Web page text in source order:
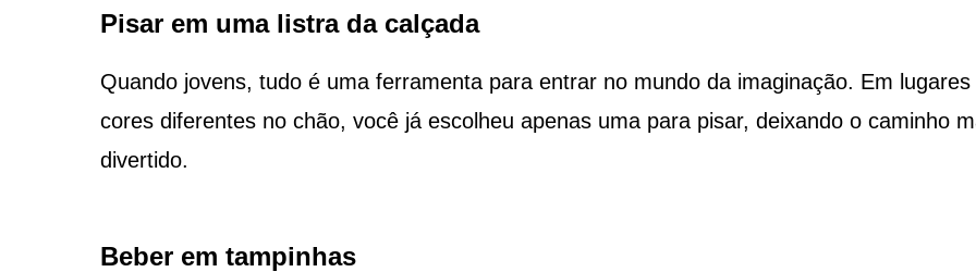
Pisar em uma listra da calçada
Quando jovens, tudo é uma ferramenta para entrar no mundo da imaginação. Em lugares
cores diferentes no chão, você já escolheu apenas uma para pisar, deixando o caminho
divertido.
Beber em tampinhas